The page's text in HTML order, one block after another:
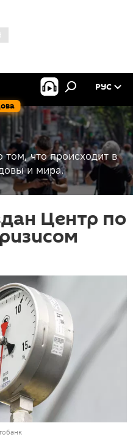
РУС
том, что происходит в
и мира.
Центр по